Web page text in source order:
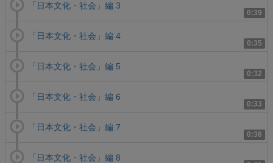
0:39
「日本文化・社会」編 3
0:35
「日本文化・社会」編 4
0:32
「日本文化・社会」編 5
0:33
「日本文化・社会」編 6
0:36
「日本文化・社会」編 7
「日本文化・社会」編 8